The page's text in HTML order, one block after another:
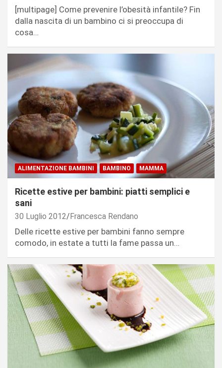
[multipage] Come prevenire l’obesità infantile? Fin
dalla nascita di un bambino ci si preoccupa di
cosa…
ALIMENTAZIONE BAMBINI BAMBINO MAMMA
Ricette estive per bambini: piatti semplici e
sani
30 Luglio 2012 Francesca Rendano
Delle ricette estive per bambini fanno sempre
comodo, in estate a tutti la fame passa un…